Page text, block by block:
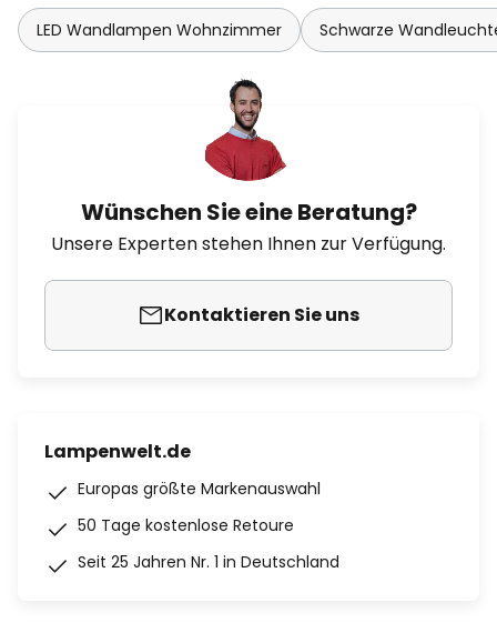
LED Wandlampen Wohnzimmer Schwarze
Wünschen Sie eine Beratung?
Unsere Experten stehen Ihnen zur Verfügung.
Kontaktieren Sie uns
Lampenwelt.de
Europas größte Markenauswahl
50 Tage kostenlose Retoure
Seit 25 Jahren Nr. 1 in Deutschland